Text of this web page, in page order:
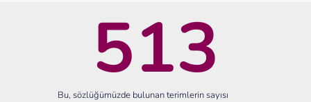
513
Bu, sözlüğümüzde bulunan terimlerin sayısı